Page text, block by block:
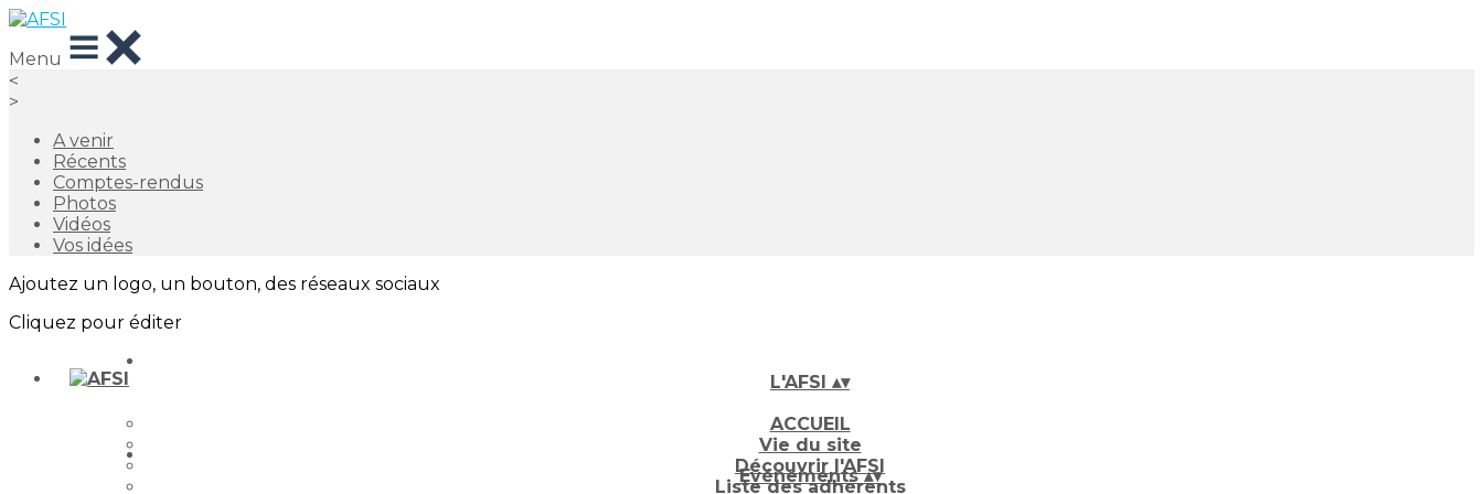
Menu
<
>
A venir
Récents
Comptes-rendus
Photos
Vidéos
Vos idées
Ajoutez un logo, un bouton, des réseaux sociaux
Cliquez pour éditer
L'AFSI ▴▾
ACCUEIL
Vie du site
Découvrir l'AFSI
Liste des adhérents
Evénements▴▾